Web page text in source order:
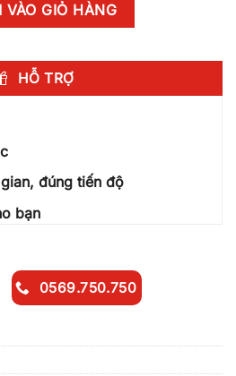
VÀO GIỎ HÀNG
HỖ TRỢ
đúng tiến độ
bạn
0569.750.750